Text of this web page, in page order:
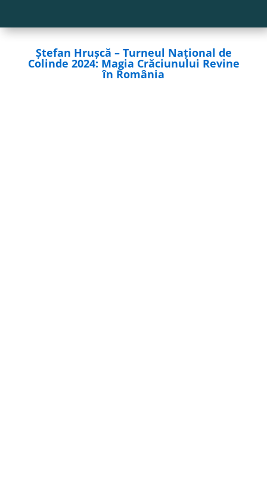
Ștefan Hrușcă – Turneul Național de
Colinde 2024: Magia Crăciunului Revine
în România